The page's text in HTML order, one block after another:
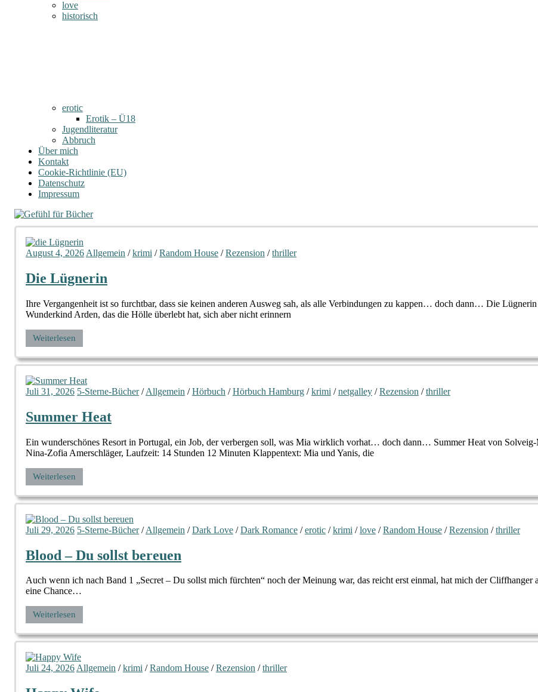
love
historisch
erotic
Erotik – Ü18
Jugendliteratur
Abbruch
Über mich
Kontakt
Cookie-Richtlinie (EU)
Datenschutz
Impressum
August 4, 2026 Allgemein /krimi /Random House /Rezension /thriller
Die Lügnerin
Ihre Vergangenheit ist so furchtbar, dass sie keinen anderen Ausweg sah, als alle Verbindungen zu kappen… doch dann… Die
Wunderkind Arden, das die Hölle überlebt hat, sich aber nicht erinnern
Weiterlesen
Juli 31, 2026 5-Sterne-Bücher/Allgemein /Hörbuch /Hörbuch Hamburg /krimi /netgalley /Rezension /thriller
Summer Heat
Ein wunderschönes Resort in Portugal, ein Job, der verbergen soll, was Mia wirklich vorhat… doch dann… Summer Heat von
Nina-Zofia Amerschläger, Laufzeit: 14 Stunden 12 Minuten Klappentext: Mia und Yanis, die
Weiterlesen
Juli 29, 2026 5-Sterne-Bücher/Allgemein /Dark Love /Dark Romance /erotic /krimi /love /Random House /Rezension /thriller
Blood – Du sollst bereuen
Auch wenn ich nach Band 1 „Secret – Du sollst mich fürchten“ noch der Meinung war, das reicht erst einmal, hat mich der Cliffhanger
eine Chance…
Weiterlesen
Juli 24, 2026Allgemein /krimi /Random House /Rezension /thriller